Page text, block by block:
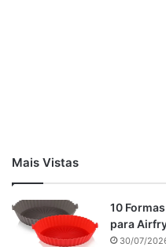
mexendo às vezes.
Coloque o molho de
Mais Vistas
10
para
30/07/